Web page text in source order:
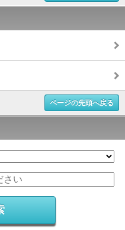
ページの先頭へ戻る